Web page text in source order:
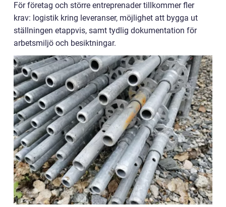
För företag och större entreprenader tillkommer fler
krav: logistik kring leveranser, möjlighet att bygga ut
ställningen etappvis, samt tydlig dokumentation för
arbetsmiljö och besiktningar.